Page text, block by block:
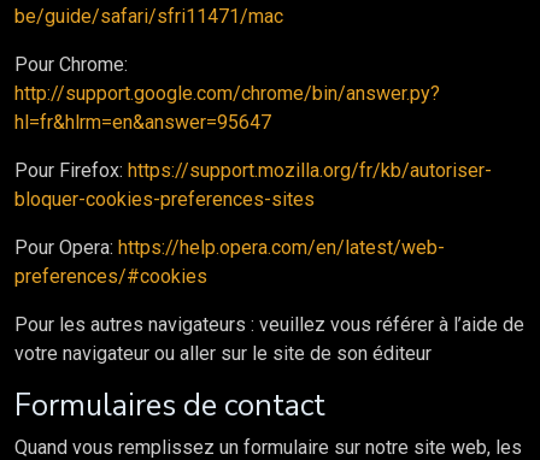
be/guide/safari/sfri11471/mac
Pour Chrome:
http://support.google.com/chrome/bin/answer.py?
hl=fr&hlrm=en&answer=95647
Pour Firefox: https://support.mozilla.org/fr/kb/autoriser-
bloquer-cookies-preferences-sites
Pour Opera: https://help.opera.com/en/latest/web-
preferences/#cookies
Pour les autres navigateurs : veuillez vous référer à l’aide de
votre navigateur ou aller sur le site de son éditeur
Formulaires de contact
Quand vous remplissez un formulaire sur notre site web, les